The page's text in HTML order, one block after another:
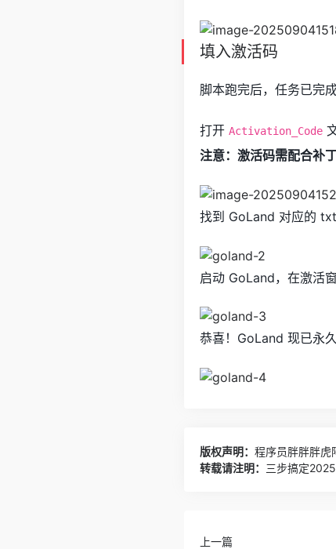
填入激活码
脚本跑完后，任务已完成
打开 Activation_Code
注意：激活码需配合补
找到 GoLand 对应的 txt
启动 GoLand，在激活
恭喜！GoLand 现已永
版权声明： 程序员胖胖胖虎
转载请注明： 三步搞定
上一篇